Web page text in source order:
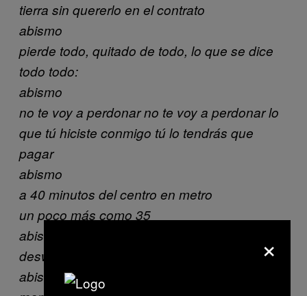
tierra sin quererlo en el contrato
abismo
pierde todo, quitado de todo, lo que se dice
todo todo:
abismo
no te voy a perdonar no te voy a perdonar lo
que tú hiciste conmigo tú lo tendrás que
pagar
abismo
a 40 minutos del centro en metro
un poco más como 35
abismo
deswesadero de a roberto de vochitos
abismo
×